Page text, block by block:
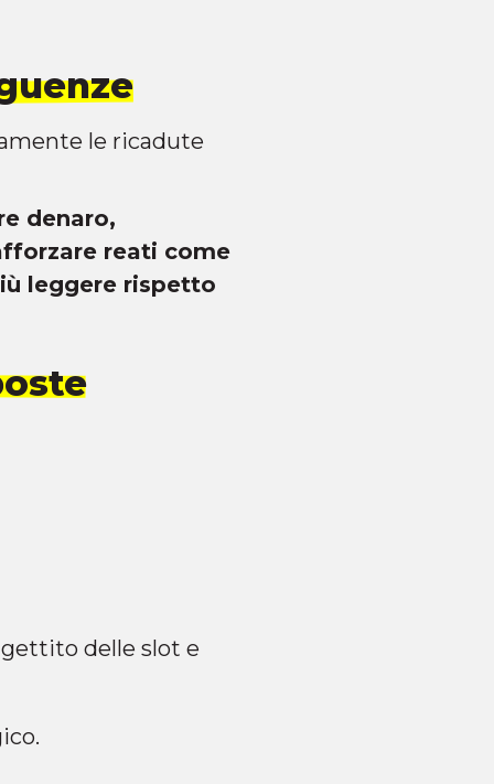
le ricadute
denaro,
reati come
leggere rispetto
delle slot e